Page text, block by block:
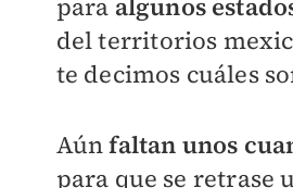
para algunos
del territorios
te decimos cuáles
Aúnfaltan unos
para que se retrase